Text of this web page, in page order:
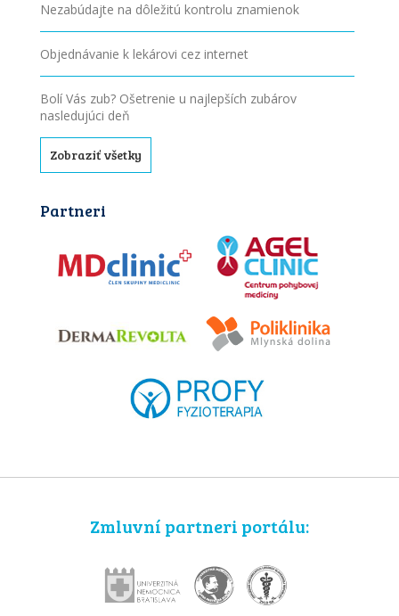
Nezabúdajte na dôležitú kontrolu znamienok
Objednávanie k lekárovi cez internet
Bolí Vás zub? Ošetrenie u najlepších zubárov
nasledujúci deň
Zobraziť všetky
Partneri
Zmluvní partneri portálu: